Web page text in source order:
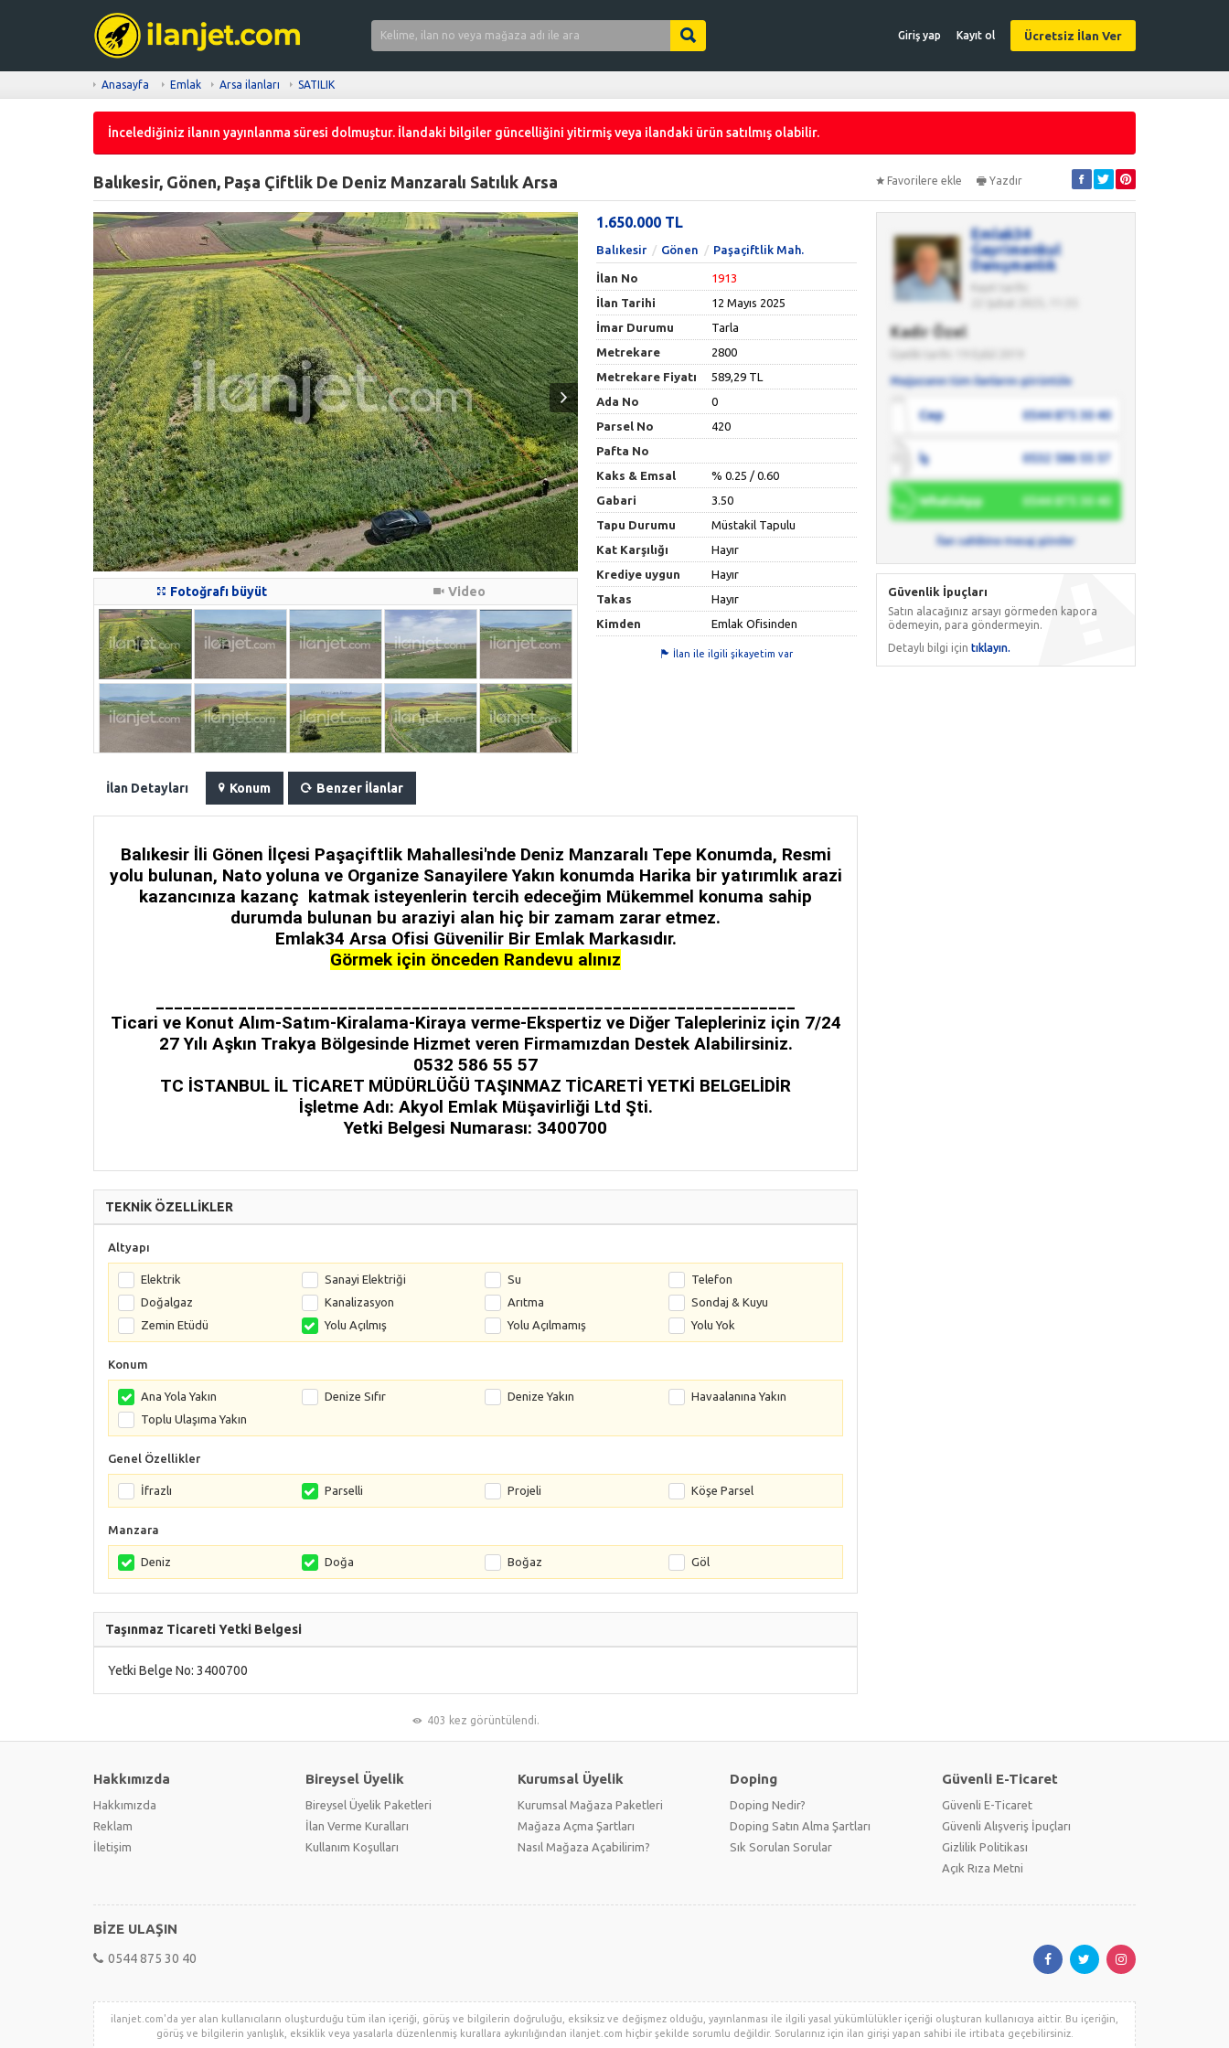
Giriş yap Kayıt ol Ücretsiz İlan Ver
Anasayfa Emlak Arsa ilanları SATILIK
İncelediğiniz ilanın yayınlanma süresi dolmuştur. İlandaki bilgiler güncelliğini yitirmiş veya ilandaki ürün satılmış olabilir.
Balıkesir, Gönen, Paşa Çiftlik De Deniz Manzaralı Satılık Arsa Favorilere ekle Yazdır
Fotoğrafı büyüt Video
1.650.000 TL
Balıkesir Gönen Paşaçiftlik Mah.
İlan No
1913
İlan Tarihi
12 Mayıs 2025
İmar Durumu
Tarla
Metrekare
2800
Metrekare Fiyatı
589,29 TL
Ada No
0
Parsel No
420
Pafta No
Kaks & Emsal
% 0.25 / 0.60
Gabari
3.50
Tapu Durumu
Müstakil Tapulu
Kat Karşılığı
Hayır
Krediye uygun
Hayır
Takas
Hayır
Kimden
Emlak Ofisinden
İlan ile ilgili şikayetim var
İlan Detayları Konum Benzer İlanlar
Balıkesir İli Gönen İlçesi Paşaçiftlik Mahallesi'nde Deniz Manzaralı Tepe Konumda, Resmi
yolu bulunan, Nato yoluna ve Organize Sanayilere Yakın konumda Harika bir yatırımlık arazi
kazancınıza kazanç katmak isteyenlerin tercih edeceğim Mükemmel konuma sahip
durumda bulunan bu araziyi alan hiç bir zamam zarar etmez.
Emlak34 Arsa Ofisi Güvenilir Bir Emlak Markasıdır.
Görmek için önceden Randevu alınız
_______________________ _ ______________________________________________
Ticari ve Konut Alım-Satım-Kiralama-Kiraya verme-Ekspertiz ve Diğer Talepleriniz için 7/24
27 Yılı Aşkın Trakya Bölgesinde Hizmet veren Firmamızdan Destek Alabilirsiniz.
0532 586 55 57
TC İSTANBUL İL TİCARET MÜDÜRLÜĞÜ TAŞINMAZ TİCARETİ YETKİ BELGELİDİR
İşletme Adı: Akyol Emlak Müşavirliği Ltd Şti.
Yetki Belgesi Numarası: 3400700
TEKNİK ÖZELLİKLER
Altyapı
Elektrik Sanayi Elektriği Su
Telefon
Doğalgaz
Kanalizasyon Arıtma
Sondaj & Kuyu
Zemin Etüdü
Yolu Açılmış Yolu Açılmamış Yolu Yok
Konum
Ana Yola Yakın Denize Sıfır Denize Yakın
Havaalanına Yakın
Toplu Ulaşıma Yakın
Genel Özellikler
İfrazlı Parselli Projeli Köşe Parsel
Manzara
Deniz Doğa Boğaz Göl
Taşınmaz Ticareti Yetki Belgesi
Yetki Belge No: 3400700
403 kez görüntülendi.
Emlak34
Gayrimenkul
Danışmanlık
Kadir Özel
Mağazanın tüm ilanlarını görüntüle
Cep 0544 875 30 40
İş 0532 586 55 57
WhatsApp 0544 875 30 40
İlan sahibine mesaj gönder
Güvenlik İpuçları
Satın alacağınız arsayı görmeden kapora
ödemeyin, para göndermeyin.
Detaylı bilgi içintıklayın.
Hakkımızda
Hakkımızda
Reklam
İletişim
Bireysel Üyelik
Bireysel Üyelik Paketleri
İlan Verme Kuralları
Kullanım Koşulları
Kurumsal Üyelik
Kurumsal Mağaza Paketleri
Mağaza Açma Şartları
Nasıl Mağaza Açabilirim?
Doping
Doping Nedir?
Doping Satın Alma Şartları
Sık Sorulan Sorular
Güvenli E-Ticaret
Güvenli E-Ticaret
Güvenli Alışveriş İpuçları
Gizlilik Politikası
Açık Rıza Metni
BİZE ULAŞIN
0544 875 30 40
ilanjet.com'da yer alan kullanıcıların oluşturduğu tüm ilan içeriği, görüş ve bilgilerin doğruluğu, eksiksiz ve değişmez olduğu, yayınlanması ile ilgili yasal yükümlülükler içeriği oluşturan kullanıcıya aittir. Bu içeriğin,
görüş ve bilgilerin yanlışlık, eksiklik veya yasalarla düzenlenmiş kurallara aykırılığından ilanjet.com hiçbir şekilde sorumlu değildir. Sorularınız için ilan girişi yapan sahibi ile irtibata geçebilirsiniz.